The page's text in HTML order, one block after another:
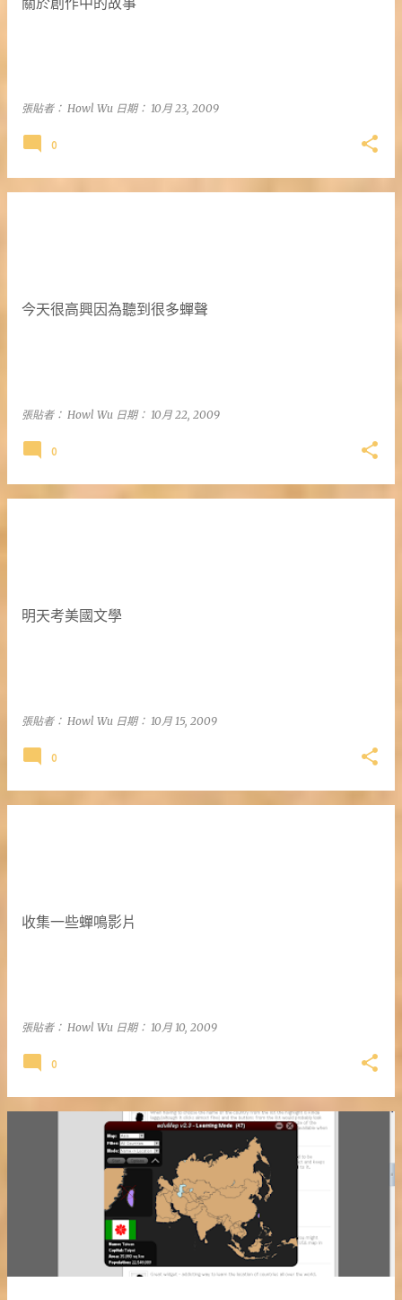
張貼者： Howl Wu 日期： 10月 23, 2009
0
今天很高興因為聽到很多蟬聲
張貼者： Howl Wu 日期： 10月 22, 2009
0
明天考美國文學
張貼者： Howl Wu 日期： 10月 15, 2009
0
收集一些蟬鳴影片
張貼者： Howl Wu 日期： 10月 10, 2009
0